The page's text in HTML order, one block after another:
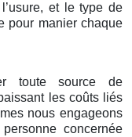
et le type de
pour manier chaque
toute source de
les coûts liés
nous engageons
concernée